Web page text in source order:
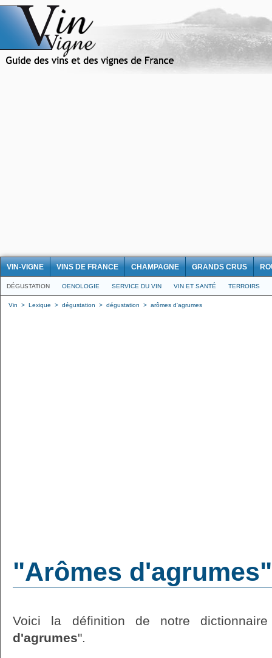
VIN-VIGNE VINS DE FRANCE CHAMPAGNE GRANDS CRUS
DÉGUSTATION OENOLOGIE SERVICE DU VIN VIN ET SANTÉ TERROIRS
Vin > Lexique > dégustation > dégustation > arômes d'agrumes
"Arômes
Voici la définition de notre
d'agrumes".